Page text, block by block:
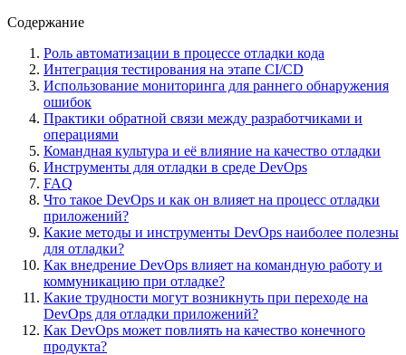
Содержание
Роль автоматизации в процессе отладки кода
Интеграция тестирования на этапе CI/CD
Использование мониторинга для раннего обнаружения
ошибок
Практики обратной связи между разработчиками и
операциями
Командная культура и её влияние на качество отладки
Инструменты для отладки в среде DevOps
FAQ
Что такое DevOps и как он влияет на процесс отладки
приложений?
Какие методы и инструменты DevOps наиболее полезны
для отладки?
Как внедрение DevOps влияет на командную работу и
коммуникацию при отладке?
Какие трудности могут возникнуть при переходе на
DevOps для отладки приложений?
Как DevOps может повлиять на качество конечного
продукта?